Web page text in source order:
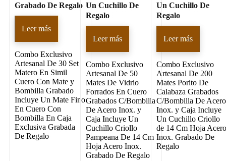
Grabado De Regalo
Leer más
Combo Exclusivo
Artesanal De 30 Set
Matero En Simil
Cuero Con Mate y
Bombilla Grabado
Incluye Un Mate Fino
En Cuero Con
Bombilla En Caja
Exclusiva Grabada
De Regalo
Un Cuchillo De
Regalo
Leer más
Combo Exclusivo
Artesanal De 50
Mates De Vidrio
Forrados En Cuero
Grabados C/Bombilla
De Acero Inox. y
Caja Incluye Un
Cuchillo Criollo
Pampeana De 14 Cm
Hoja Acero Inox.
Grabado De Regalo
Un Cuchillo De
Regalo
Leer más
Combo Exclusivo
Artesanal De 200
Mates Porito De
Calabaza Grabados
C/Bombilla De Acero
Inox. y Caja Incluye
Un Cuchillo Criollo
de 14 Cm Hoja
Inox. Grabado De
Regalo